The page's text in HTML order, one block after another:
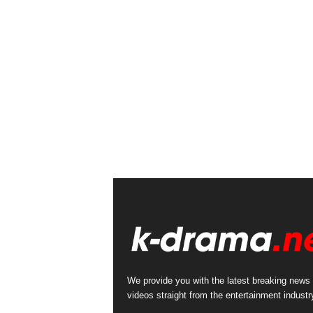
We provide you with the latest breaking news
videos straight from the entertainment